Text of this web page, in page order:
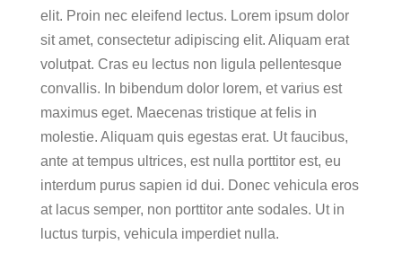
elit. Proin nec eleifend lectus. Lorem ipsum dolor
sit amet, consectetur adipiscing elit. Aliquam erat
volutpat. Cras eu lectus non ligula pellentesque
convallis. In bibendum dolor lorem, et varius est
maximus eget. Maecenas tristique at felis in
molestie. Aliquam quis egestas erat. Ut faucibus,
ante at tempus ultrices, est nulla porttitor est, eu
interdum purus sapien id dui. Donec vehicula eros
at lacus semper, non porttitor ante sodales. Ut in
luctus turpis, vehicula imperdiet nulla.